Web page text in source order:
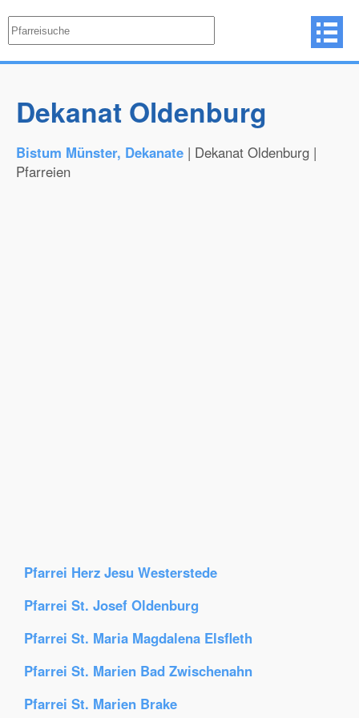
Dekanat Oldenburg
Bistum Münster, Dekanate | Dekanat Oldenburg |
Pfarreien
Pfarrei Herz Jesu Westerstede
Pfarrei St. Josef Oldenburg
Pfarrei St. Maria Magdalena Elsfleth
Pfarrei St. Marien Bad Zwischenahn
Pfarrei St. Marien Brake